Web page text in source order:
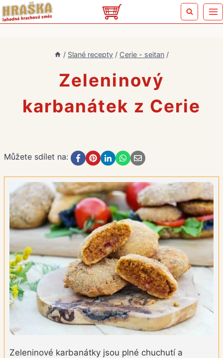
Přeskočit
na
/ Slané recepty / Cerie - seitan /
Zeleninový
karbanátek z Cerie
Můžete sdílet na:
Zeleninové karbanátky jsou plné chuchutí a